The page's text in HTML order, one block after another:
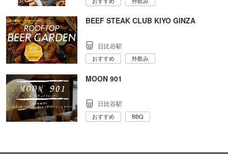
BEEF STEAK CLUB KIYO GINZA
日比谷駅
おすすめ 外飲み
MOON 901
日比谷駅
おすすめ BBQ